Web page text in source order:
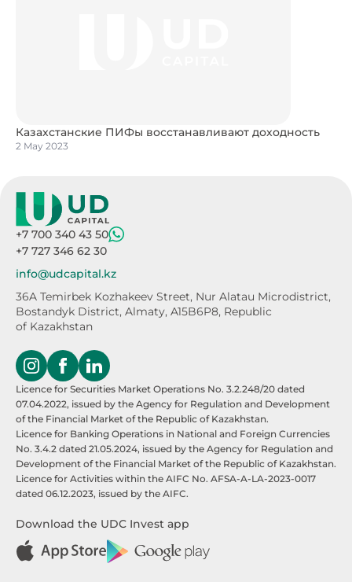
Казахстанские ПИФы восстанавливают доходность
2 May 2023
+7 700 340 43 50
+7 727 346 62 30
info@udcapital.kz
36A Temirbek Kozhakeev Street, Nur Alatau Microdistrict,
Bostandyk District, Almaty, A15B6P8, Republic
of Kazakhstan
Licence for Securities Market Operations No. 3.2.248/20 dated
07.04.2022, issued by the Agency for Regulation and Development
of the Financial Market of the Republic of Kazakhstan.
Licence for Banking Operations in National and Foreign Currencies
No. 3.4.2 dated 21.05.2024, issued by the Agency for Regulation and
Development of the Financial Market of the Republic of Kazakhstan.
Licence for Activities within the AIFC No. AFSA-A-LA-2023-0017
dated 06.12.2023, issued by the AIFC.
Download the UDC Invest app